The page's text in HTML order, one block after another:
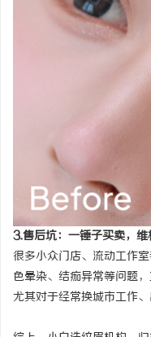
3.售后坑：一锤子买卖，维
很多小众门店、流动工作
色晕染、结痂异常等问题，
尤其对于经常换城市工作